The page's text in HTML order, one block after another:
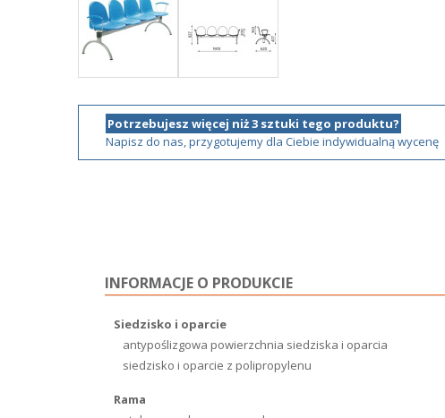
Potrzebujesz więcej niż 3 sztuki tego produktu?
Napisz do nas, przygotujemy dla Ciebie indywidualną wycenę
INFORMACJE O PRODUKCIE
Siedzisko i oparcie
antypoślizgowa powierzchnia siedziska i oparcia
siedzisko i oparcie z polipropylenu
Rama